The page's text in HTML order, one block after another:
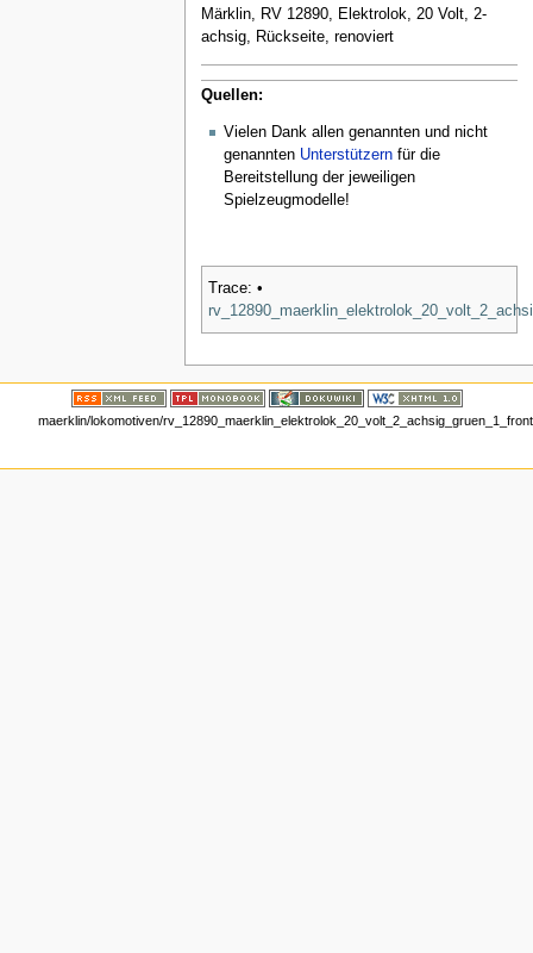
Märklin, RV 12890, Elektrolok, 20 Volt, 2-
achsig, Rückseite, renoviert
Quellen:
Vielen Dank allen genannten und nicht
genannten Unterstützernfür die
Bereitstellung der jeweiligen
Spielzeugmodelle!
Trace: •
maerklin/lokomotiven/